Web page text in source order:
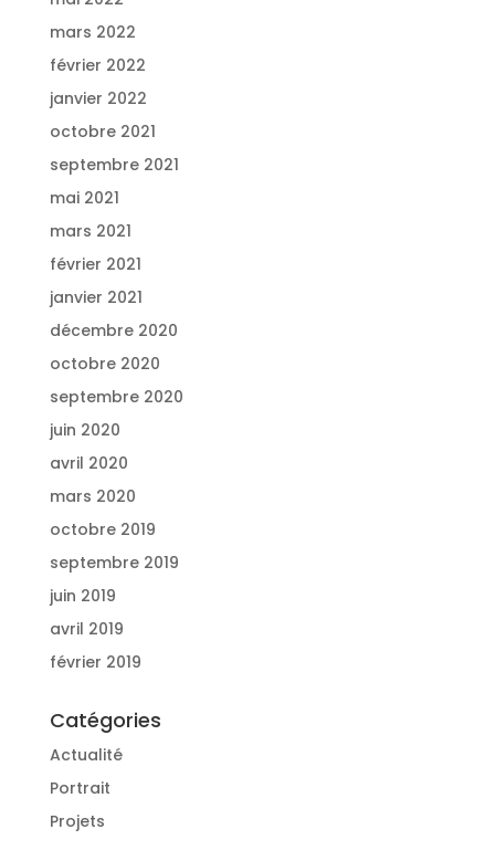
mars 2022
février 2022
janvier 2022
octobre 2021
septembre 2021
mai 2021
mars 2021
février 2021
janvier 2021
décembre 2020
octobre 2020
septembre 2020
juin 2020
avril 2020
mars 2020
octobre 2019
septembre 2019
juin 2019
avril 2019
février 2019
Catégories
Actualité
Portrait
Projets